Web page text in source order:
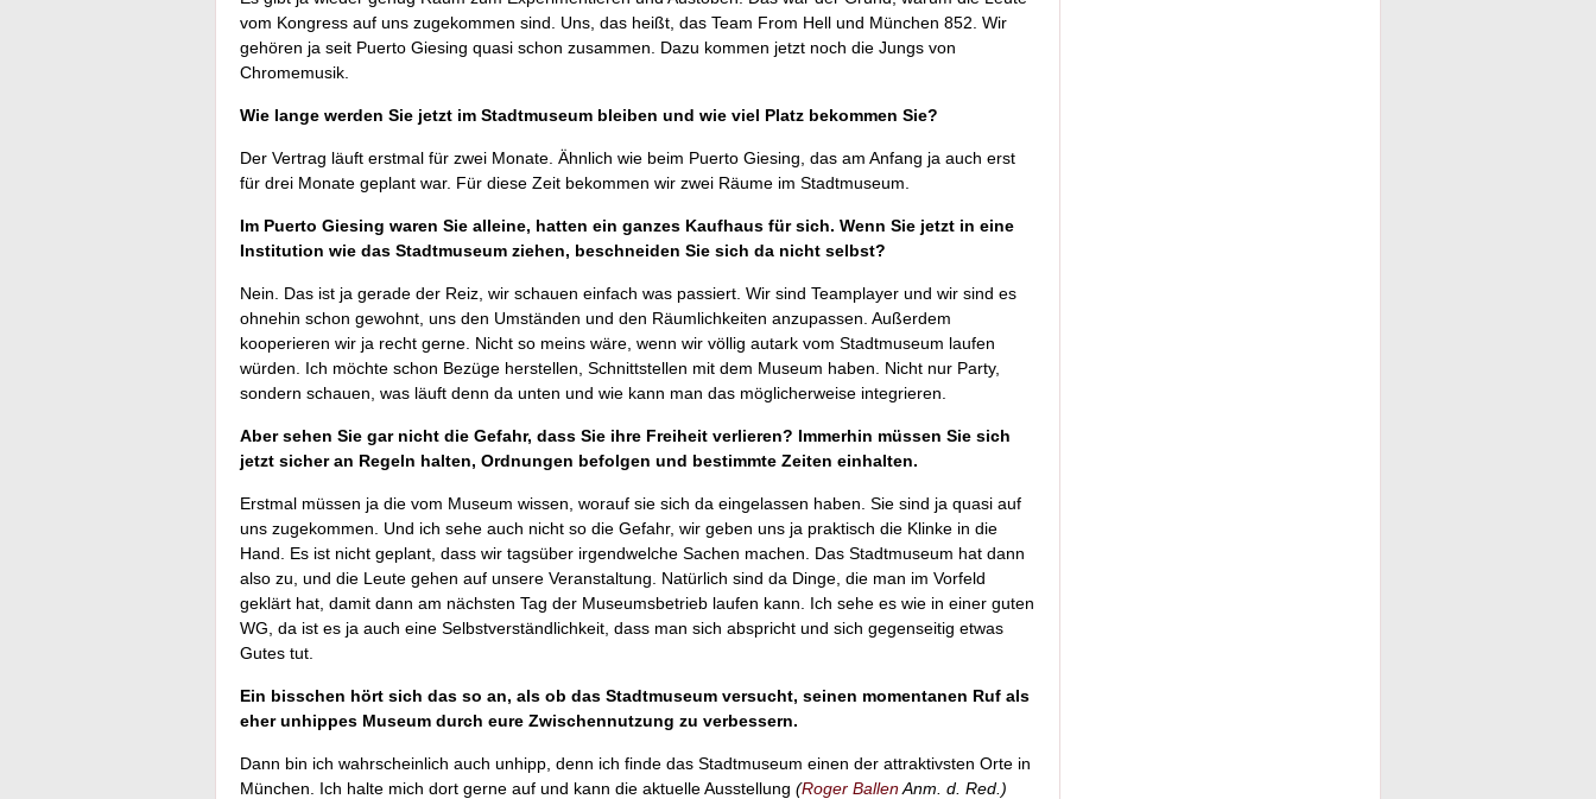
vom Kongress auf uns zugekommen sind. Uns, das heißt, das Team From Hell und München 852. Wir
gehören ja seit Puerto Giesing quasi schon zusammen. Dazu kommen jetzt noch die Jungs von
Chromemusik.
Wie lange werden Sie jetzt im Stadtmuseum bleiben und wie viel Platz bekommen Sie?
Der Vertrag läuft erstmal für zwei Monate. Ähnlich wie beim Puerto Giesing, das am Anfang ja auch erst
für drei Monate geplant war. Für diese Zeit bekommen wir zwei Räume im Stadtmuseum.
Im Puerto Giesing waren Sie alleine, hatten ein ganzes Kaufhaus für sich. Wenn Sie jetzt in eine
Institution wie das Stadtmuseum ziehen, beschneiden Sie sich da nicht selbst?
Nein. Das ist ja gerade der Reiz, wir schauen einfach was passiert. Wir sind Teamplayer und wir sind es
ohnehin schon gewohnt, uns den Umständen und den Räumlichkeiten anzupassen. Außerdem
kooperieren wir ja recht gerne. Nicht so meins wäre, wenn wir völlig autark vom Stadtmuseum laufen
würden. Ich möchte schon Bezüge herstellen, Schnittstellen mit dem Museum haben. Nicht nur Party,
sondern schauen, was läuft denn da unten und wie kann man das möglicherweise integrieren.
Aber sehen Sie gar nicht die Gefahr, dass Sie ihre Freiheit verlieren? Immerhin müssen Sie sich
jetzt sicher an Regeln halten, Ordnungen befolgen und bestimmte Zeiten einhalten.
Erstmal müssen ja die vom Museum wissen, worauf sie sich da eingelassen haben. Sie sind ja quasi auf
uns zugekommen. Und ich sehe auch nicht so die Gefahr, wir geben uns ja praktisch die Klinke in die
Hand. Es ist nicht geplant, dass wir tagsüber irgendwelche Sachen machen. Das Stadtmuseum hat dann
also zu, und die Leute gehen auf unsere Veranstaltung. Natürlich sind da Dinge, die man im Vorfeld
geklärt hat, damit dann am nächsten Tag der Museumsbetrieb laufen kann. Ich sehe es wie in einer guten
WG, da ist es ja auch eine Selbstverständlichkeit, dass man sich abspricht und sich gegenseitig etwas
Gutes tut.
Ein bisschen hört sich das so an, als ob das Stadtmuseum versucht, seinen momentanen Ruf als
eher unhippes Museum durch eure Zwischennutzung zu verbessern.
Dann bin ich wahrscheinlich auch unhipp, denn ich finde das Stadtmuseum einen der attraktivsten Orte in
München. Ich halte mich dort gerne auf und kann die aktuelle Ausstellung (Roger BallenAnm. d. Red.)